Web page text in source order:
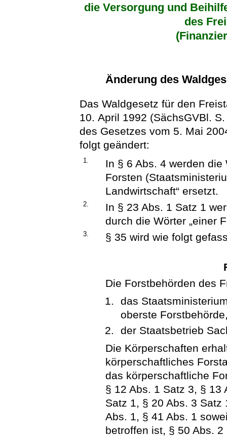
die Versorgung und
des
Änderung des
Das Waldgesetz für den
10. April 1992 (SächsGVBl.
des Gesetzes vom 5. Mai
folgt geändert:
1.
In § 6 Abs. 4 werden
Forsten
Landwirtschaft“ ersetzt.
2.
In § 23 Abs. 1 Satz 1
durch die Wörter „einer
3. § 35 wird wie folgt
Die Forstbehörden des
das
oberste
der Staatsbetrieb
Die Körperschaften
körperschaftliches
das körperschaftliche
§ 12 Abs. 1 Satz 3, § 13
Satz 1, § 20 Abs. 3
Abs. 1, § 41 Abs. 1
betroffen ist, § 50 Abs.